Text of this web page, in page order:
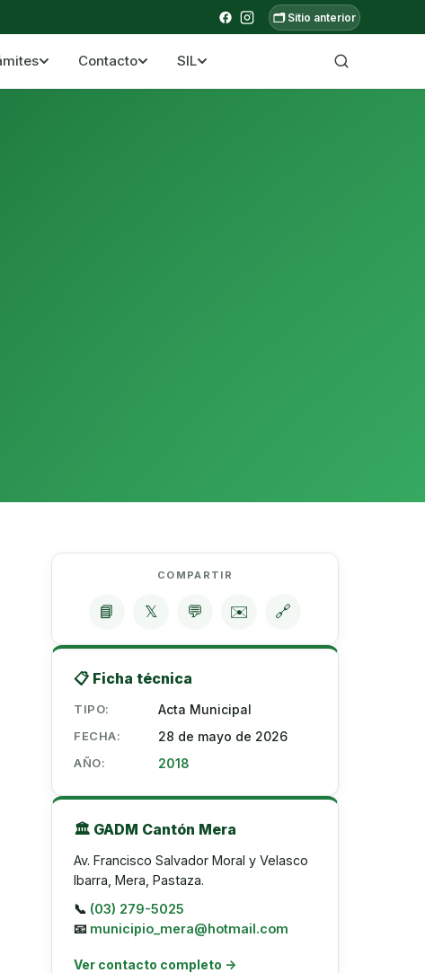
🗂️ Sitio anterior
ecuatoriana
Contacto SIL
COMPARTIR
📘 𝕏 💬 ✉️ 🔗
📋 Ficha técnica
TIPO: Acta Municipal
FECHA: 28 de mayo de 2026
AÑO: 2018
🏛️ GADM Cantón Mera
Av. Francisco Salvador Moral y Velasco
Ibarra, Mera, Pastaza.
📞 (03) 279-5025
📧 municipio_mera@hotmail.com
Ver contacto completo →